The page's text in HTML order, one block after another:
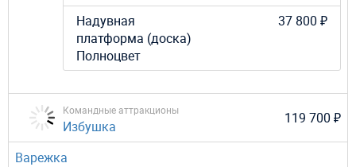
Надувная
платформа (доска)
Полноцвет
37 800 ₽
Командные аттракционы
Избушка 119 700 ₽
Варежка